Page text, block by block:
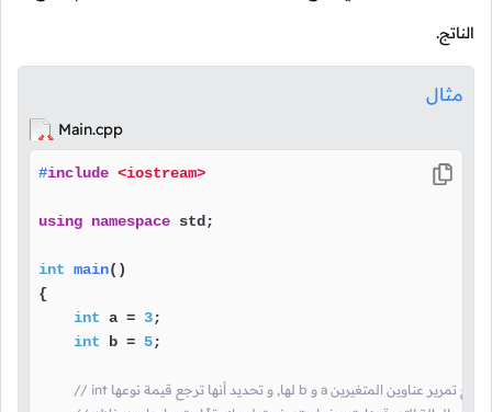
الناتج.
مثال
Main.cpp
#include <iostream>
using namespace std;
int main()
{
int a = 3;
int b = 5;